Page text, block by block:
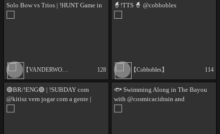
Solo Bow vs Trios | !HUNT Game in
【VANDERWOODTV】 128
🧙!TTS 🧙 @cobbobles
【Cobbobles】 114
🟢BR/!ENG🟢 | !SUBDAY com
@kitisz vem jogar com a gente |
🐟 Swimming Along in The Bayou
with @cosmicacidrain and